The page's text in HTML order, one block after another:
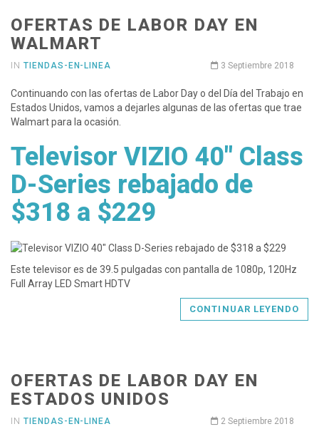
OFERTAS DE LABOR DAY EN
WALMART
IN TIENDAS-EN-LINEA 3 Septiembre 2018
Continuando con las ofertas de Labor Day o del Día del Trabajo en
Estados Unidos, vamos a dejarles algunas de las ofertas que trae
Walmart para la ocasión.
Televisor VIZIO 40" Class
D-Series rebajado de
$318 a $229
Este televisor es de 39.5 pulgadas con pantalla de 1080p, 120Hz
Full Array LED Smart HDTV
CONTINUAR LEYENDO
OFERTAS DE LABOR DAY EN
ESTADOS UNIDOS
IN TIENDAS-EN-LINEA 2 Septiembre 2018